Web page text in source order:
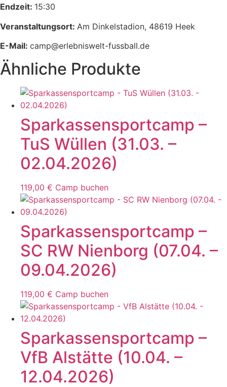
Endzeit: 15:30
Veranstaltungsort: Am Dinkelstadion, 48619 Heek
E-Mail: camp@erlebniswelt-fussball.de
Ähnliche Produkte
Sparkassensportcamp –
TuS Wüllen (31.03. –
02.04.2026)
119,00 € Camp buchen
Sparkassensportcamp –
SC RW Nienborg (07.04. –
09.04.2026)
119,00 € Camp buchen
Sparkassensportcamp –
VfB Alstätte (10.04. –
12.04.2026)